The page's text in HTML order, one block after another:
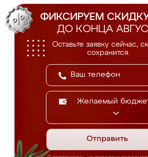
ФИКСИРУЕМ СКИДКУ
ДО КОНЦА
Оставьте заявку сейчас,
сохранится.
Желаемый
Отправить